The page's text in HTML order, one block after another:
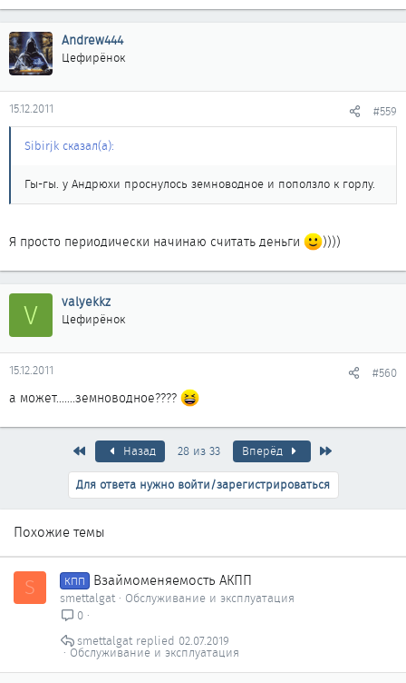
Andrew444
Цефирёнок
15.12.2011 #559
Sibirjk сказал(а):
Гы-гы. у Андрюхи проснулось земноводное и поползло к горлу.
Я просто периодически начинаю считать деньги ))))
V valyekkz
Цефирёнок
15.12.2011 #560
а может.......земноводное????
ПервыйНазад 28 из 33 Вперёд
Для ответа нужно войти/зарегистрироваться
Похожие темы
S КПП Взаймоменяемость АКПП
smettalgat
Обслуживание и эксплуатация
0
Обслуживание и эксплуатация
02.07.2019
smettalgat